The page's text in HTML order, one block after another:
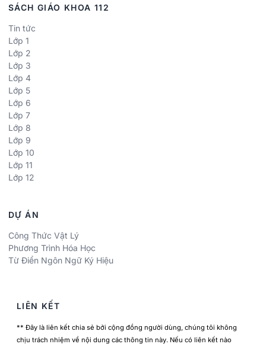
SÁCH GIÁO KHOA 112
Tin tức
Lớp 1
Lớp 2
Lớp 3
Lớp 4
Lớp 5
Lớp 6
Lớp 7
Lớp 8
Lớp 9
Lớp 10
Lớp 11
Lớp 12
DỰ ÁN
Công Thức Vật Lý
Phương Trình Hóa Học
Từ Điển Ngôn Ngữ Ký Hiệu
LIÊN KẾT
** Đây là liên kết chia sẻ bởi cộng đồng người dùng, chúng tôi không
chịu trách nhiệm về nội dung các thông tin này. Nếu có liên kết nào